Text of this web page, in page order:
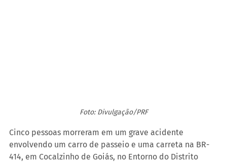
Foto: Divulgação/PRF
Cinco pessoas morreram em um grave acidente
envolvendo um carro de passeio e uma carreta na BR-
414, em Cocalzinho de Goiás, no Entorno do Distrito